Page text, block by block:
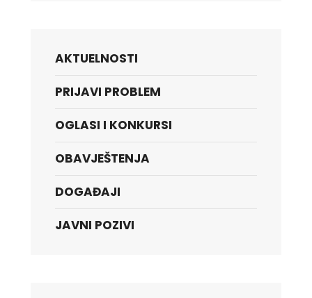
AKTUELNOSTI
PRIJAVI PROBLEM
OGLASI I KONKURSI
OBAVJEŠTENJA
DOGAĐAJI
JAVNI POZIVI